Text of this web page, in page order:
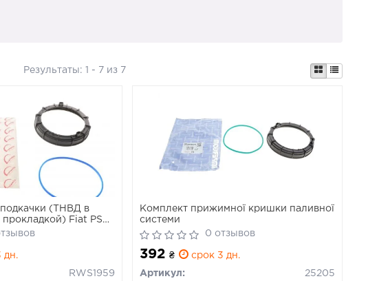
Результаты: 1 - 7 из 7
(ТНВД в
Fiat PSA
дн.
RWS1959
Комплект прижимної кришки паливної
системи
0 отзывов
392₴ срок 3 дн.
Артикул:
25205